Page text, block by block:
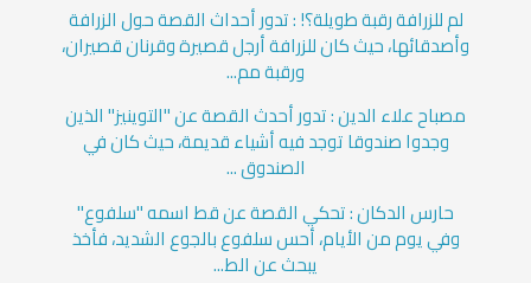
لم للزرافة رقبة طويلة؟! : تدور أحداث القصة حول الزرافة
وأصدقائها، حيث كان للزرافة أرجل قصيرة وقرنان قصيران،
ورقبة مم...
مصباح علاء الدين : تدور أحدث القصة عن "التوينيز" الذين
وجدوا صندوقا توجد فيه أشياء قديمة، حيث كان في
الصندوق ...
حارس الدكان : تحكي القصة عن قط اسمه "سلفوع"
وفي يوم من الأيام، أحس سلفوع بالجوع الشديد، فأخذ
يبحث عن الط...